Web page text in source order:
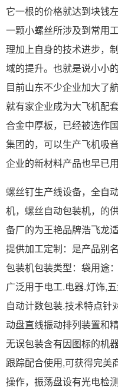
它一根的价格就达到块钱
一颗小螺丝所涉及到常用
理加上自身的技术进步，
域的提升。也就是说小小
目前山东不少企业加大了
就有家企业成为大飞机配
合金中厚板，已经被选作
集团的，可以生产飞机吸
企业的新材料产品也早已
螺丝钉生产线设备，全自
机，螺丝自动包装机，的
备厂的为王艳品牌浩飞龙
提供加工定制：是产品别
包装机包装类型：袋用途
广泛用于电工.电器.灯饰,
自动计数包装.技术特点针
动盘直线振动排列装置和
无误包装含有因图标的机
跟踪配合使用,可获得完美
操作，振荡盘设有光电检